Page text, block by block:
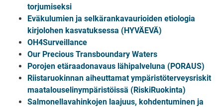
torjumiseksi
Eväkulumien ja selkärankavaurioiden etiologia
kirjolohen kasvatuksessa (HYVÄEVÄ)
OH4Surveillance
Our Precious Transboundary Waters
Porojen etäraadonavaus lähipalveluna (PORAUS)
Riistaruokinnan aiheuttamat ympäristöterveysriskit
maatalouselinympäristöissä (RiskiRuokinta)
Salmonellavahinkojen laajuus, kohdentuminen ja